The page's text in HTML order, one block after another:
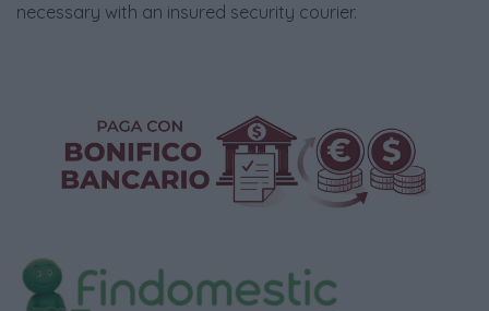
necessary with an insured security courier.